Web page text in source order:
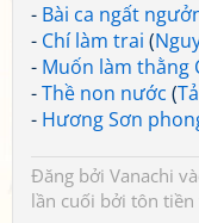
- Bài ca ngất
- Chí làm trai (
- Muốn làm thằng
-Thề non nước (
- Hương Sơn
Đăng bởi Vanachi
lần cuối bởi tôn